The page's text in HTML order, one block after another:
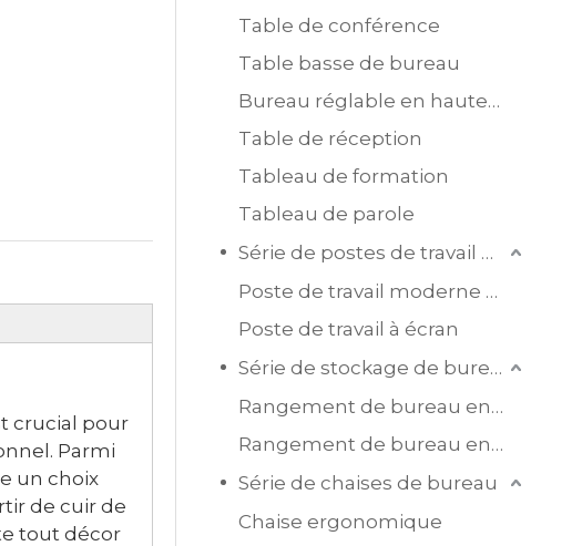
crucial pour
Parmi
un choix
de cuir de
tout décor
Table de conférence
Table basse de bureau
Bureau réglable en hauteur
Table de réception
Tableau de formation
Tableau de parole
Série de postes de travail de bureau
Poste de travail moderne en mélamine
Poste de travail à écran
Série de stockage de bureau
Rangement de bureau en bois
Rangement de bureau en acier
Série de chaises de bureau
Chaise ergonomique